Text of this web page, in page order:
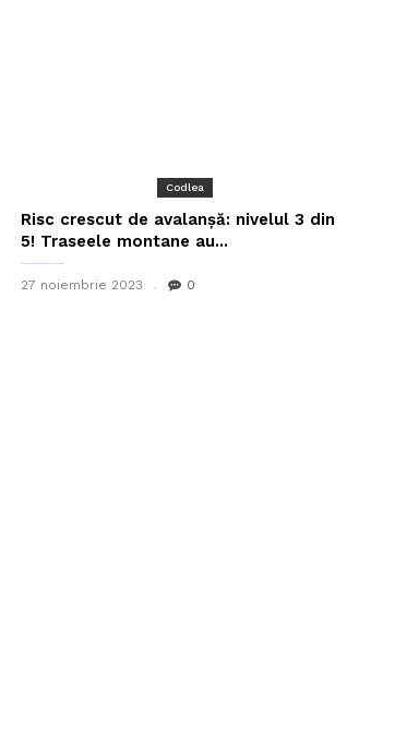
Codlea
Risc crescut de avalanșă: nivelul 3 din
5! Traseele montane au...
27 noiembrie 2023 0